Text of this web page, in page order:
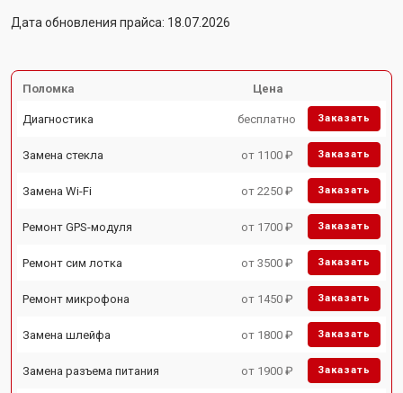
Дата обновления прайса: 18.07.2026
Поломка Цена
Диагностика бесплатно Заказать
Замена стекла от 1100 ₽ Заказать
Замена Wi-Fi от 2250 ₽ Заказать
Ремонт GPS-модуля от 1700 ₽ Заказать
Ремонт сим лотка от 3500 ₽ Заказать
Ремонт микрофона от 1450 ₽ Заказать
Замена шлейфа от 1800 ₽ Заказать
Замена разъема питания от 1900 ₽ Заказать